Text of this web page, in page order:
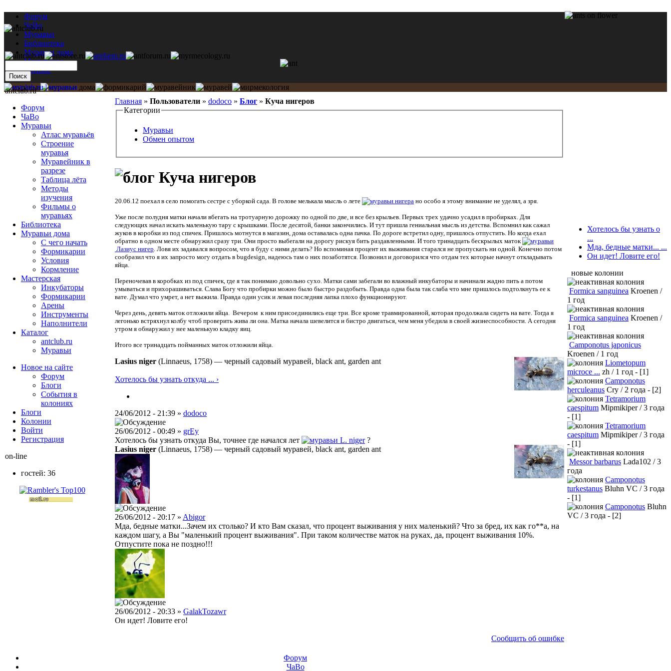
Форум
ЧаВо
Муравьи
Библиотека
Муравьи дома
Мастерская
Каталог
Главная » Пользователи » dodoco » Блог » Куча нигеров
Категории
Муравьи
Обмен опытом
Куча нигеров
20.06.12 поехал в село помогать сестре с уборкой сада. В голове мелькала мысль о лете нигера но особо я этому внимание не уделял, а зря.
Уже после полудня матки начали вбегать на тротуарную дорожку по одной по две, и все без крыльев. Первых трех удачно усадил в пробирках. Для
следующих начал искать маленькую тару с крышками. После десятой, банки закончились. И тут пришла гениальная мысль из детства. Вспомнил как сажал
жуков в коробки из под спичек. Пришлось мотнутся в магазин, дома оставалась одна пачка. По дороге встретил одну, пришлось отпустить. Но когда ехал
обратно в одном месте обнаружил сразу три. Они просто выбегали на дорогу рискуя бить раздавленными. И того тринадцать бескрылых маток
Лазиус нигер. Ловя их задавался вопросом, что я буду с ними делать? Но вспоминая процент их выживания старался не пропускать ни одной. Конечно потом
сообразил что я их запросто могу отдать в bugdesign, надеюсь там о них позаботятся. Позвонил и договорился что отдам тех которые начнут откладывать
яйца.
Переночевав в коробках из под спичек, где я так понимаю довольно сухо. Матки сами забегали во влажный инкубаторы и начинали жадно пить а потом
умываться и прихорашиваться. Слава Богу что пробирки можно было быстро раздобыть. Правда одна была так слаба что мне пришлось подтолкнуть ее к
вате. Думал что умрет, а нет выжила. Правда один усик и левая последняя лапка плохо функционируют.
Через день, девять маток отложили яйца. Вечером к ним присоединились еще три. Все кроме травмированной, которая продолжала сидеть на вате. Тогда я
легонько встряхнул колбу чтоб проверить жива ли она. Матка начала шевелится и бистро двигаться, чем меня убедила в своей жизнеспособности. А сегодня
утром я обнаружил у нее маленькую кладку яиц.
Итого все тринадцать пойманных маток отложили яйца.
Lasius niger (Linnaeus, 1758) — черный садовый муравей, black ant, garden ant
Хотелось бы узнать откуда ... ›
24/06/2012 - 21:39 » dodoco
26/06/2012 - 00:49 » grEy
Хотелось бы узнать откуда Вы, точнее где начался лет
L. niger?
Lasius niger (Linnaeus, 1758) — черный садовый муравей, black ant, garden ant
26/06/2012 - 20:17 » Abigor
Мда, бедные матки...Зачем их столько? И кто Вам сказал, что процент выживания у них маленький? Что за бред, их как го**а, на
каждом шагу, а Вы "маленький процент выживания". При таком количестве маток на руках, да, процент выживания 10%.
Отпустите пока не поздно!!!
26/06/2012 - 20:33 » GalakTozawr
Он идет! Ловите его!
Сообщить об ошибке
antclub.ru
Форум
ЧаВо
Муравьи
Атлас муравьёв
Строение
муравья
Муравейник в
разрезе
Таблица лёта
Методы
изучения
Фильмы о
муравьях
Библиотека
Муравьи дома
С чего начать
Формикарии
Условия
Кормление
Мастерская
Инкубаторы
Формикарии
Арены
Инструменты
Наполнители
Каталог
antclub.ru
Муравьи
Новое на сайте
Форум
Блоги
События в
колониях
Блоги
Колонии
Войти
Peгиcтpaция
on-line
гостей: 36
Хотелось бы узнать о
...
Мда, бедные матки... ...
Он идет! Ловите его!
новые колонии
Formica sanguinea Kroenen /
1 год
Formica sanguinea Kroenen /
1 год
Camponotus japonicus
Kroenen / 1 год
Liometopum
microce ... zh / 1 год - [1]
Camponotus
herculeanus Cry / 2 года - [2]
Tetramorium
caespitum Mipmikiper / 3 года
- [1]
Tetramorium
caespitum Mipmikiper / 3 года
- [1]
Messor barbarus Lada102 / 3
года
Camponotus
turkestanus Bluhn VC / 3 года
- [1]
Camponotus Bluhn
VC / 3 года - [2]
Форум
ЧаВо